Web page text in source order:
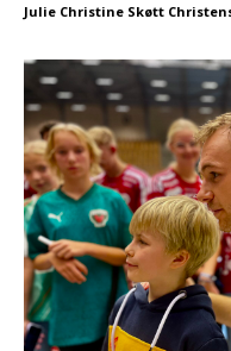
Julie Christine Skøtt